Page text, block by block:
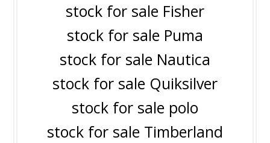
stock for sale Fisher
stock for sale Puma
stock for sale Nautica
stock for sale Quiksilver
stock for sale polo
stock for sale Timberland